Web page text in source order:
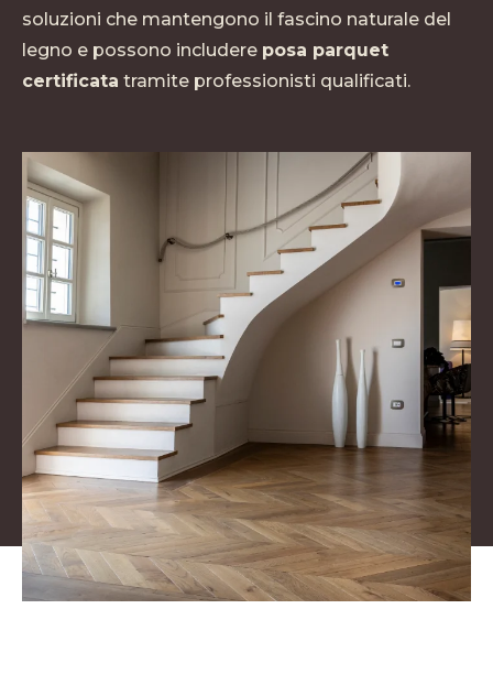
soluzioni che mantengono il fascino naturale del
legno e possono includere posa parquet
certificata tramite professionisti qualificati.